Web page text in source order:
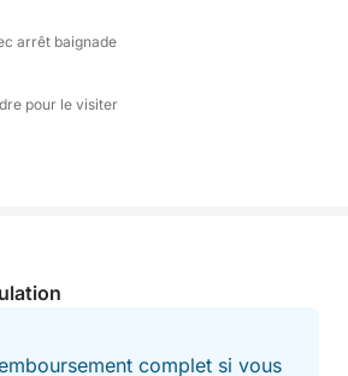
bateau, le carburant, le skipper,
et les serviettes de plage. Vous
concentrer pleinement sur le
des paysages.
idéale pour découvrir la côte
contacter via Click&Boat pour
arrêt baignade
pour le visiter
complet si vous